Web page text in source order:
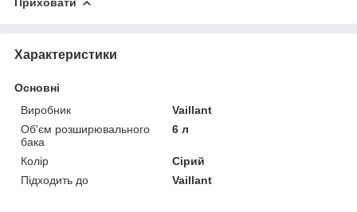
Характеристики
Основні
Виробник
Vaillant
Об'єм розширювального
бака
6 л
Колір
Сірий
Підходить до
Vaillant